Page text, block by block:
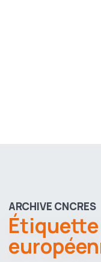
ARCHIVE CNCRES